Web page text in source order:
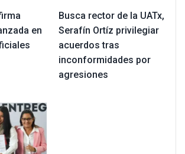
en
Busca rector de la UATx,
Serafín Ortíz privilegiar
acuerdos tras
inconformidades por
agresiones